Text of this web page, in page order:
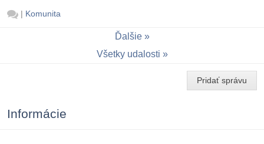
| Komunita
Ďalšie
Všetky udalosti
Pridať správu
Informácie